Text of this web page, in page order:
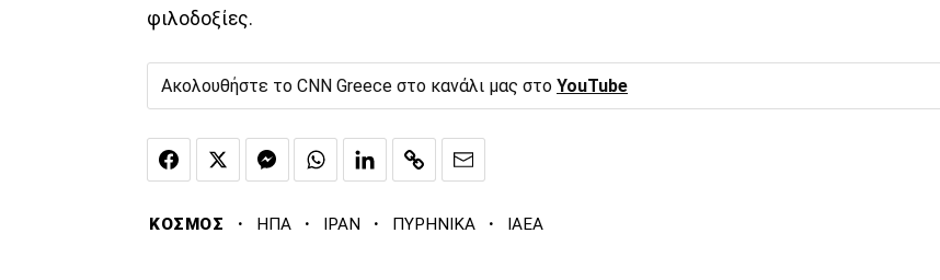
φιλοδοξίες.
Ακολουθήστε το CNN Greece στο κανάλι μας στο YouTube
ΚΟΣΜΟΣ · ΗΠΑ · ΙΡΑΝ · ΠΥΡΗΝΙΚΑ · ΙΑΕΑ